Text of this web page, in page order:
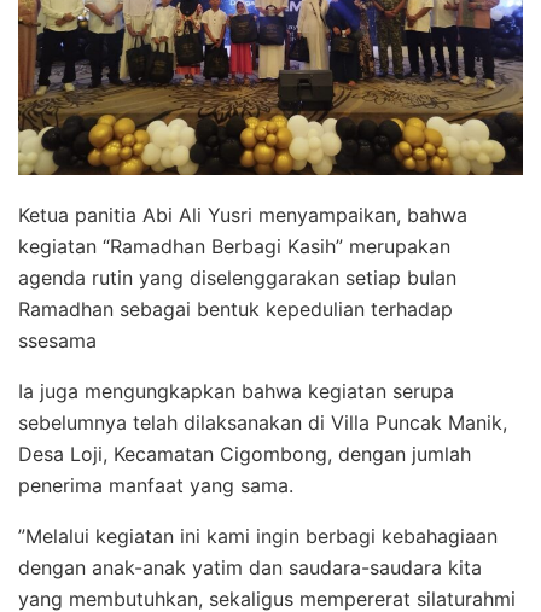
‎Ketua panitia Abi Ali Yusri menyampaikan, bahwa
kegiatan “Ramadhan Berbagi Kasih” merupakan
agenda rutin yang diselenggarakan setiap bulan
Ramadhan sebagai bentuk kepedulian terhadap
ssesama
‎Ia juga mengungkapkan bahwa kegiatan serupa
sebelumnya telah dilaksanakan di Villa Puncak Manik,
Desa Loji, Kecamatan Cigombong, dengan jumlah
penerima manfaat yang sama.
‎”Melalui kegiatan ini kami ingin berbagi kebahagiaan
dengan anak-anak yatim dan saudara-saudara kita
yang membutuhkan, sekaligus mempererat silaturahmi